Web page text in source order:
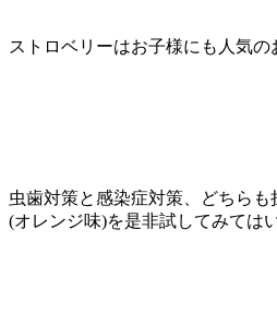
ストロベリーはお子様にも人気の
虫歯対策と感染症対策、どちら
(オレンジ味)を是非試してみては